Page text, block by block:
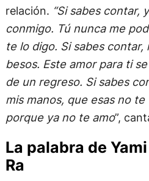
relación. “Si sabes contar,
conmigo. Tú nunca me
te lo digo. Si sabes
besos. Este amor para ti
de un regreso. Si sabes
mis manos, que esas no
porque ya no te amo”,
La palabra de
Ra